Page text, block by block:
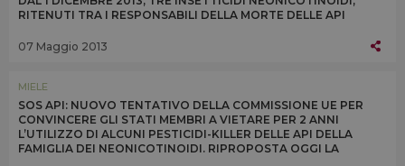
RITENUTI TRA I RESPONSABILI DELLA MORTE DELLE API
07 Maggio 2013
MIELE
SOS API: NUOVO TENTATIVO DELLA COMMISSIONE UE PER
CONVINCERE GLI STATI MEMBRI A VIETARE PER 2 ANNI
L’UTILIZZO DI ALCUNI PESTICIDI-KILLER DELLE API DELLA
FAMIGLIA DEI NEONICOTINOIDI. RIPROPOSTA OGGI LA